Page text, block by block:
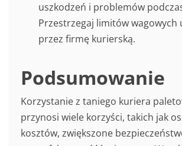
uszkodzeń i problemów
Przestrzegaj limitów wagowych
przez firmę kurierską.
Podsumowanie
Korzystanie z taniego kuriera
przynosi wiele korzyści, takich jak
kosztów, zwiększone